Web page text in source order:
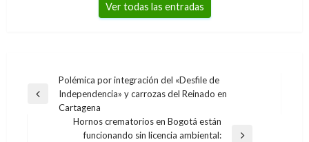
Ver todas las entradas
Navegación
de
entradas
Entrada
Polémica por integración del «Desfile de
Independencia» y carrozas del Reinado en
Cartagena
Hornos crematorios en Bogotá están
funcionando sin licencia ambiental: